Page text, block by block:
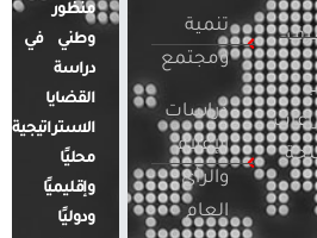
تنمية
ومجتمع
دراسات
الإعلام
والرأي
العام
منظور
وطني في
دراسة
القضايا
الاستراتيجية
محليًا
وإقليميًا
ودوليًا